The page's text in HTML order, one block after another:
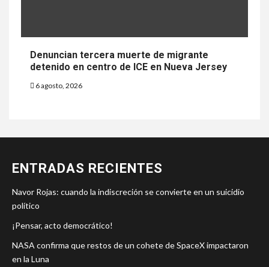
Denuncian tercera muerte de migrante
detenido en centro de ICE en Nueva Jersey
6 agosto, 2026
ENTRADAS RECIENTES
Navor Rojas: cuando la indiscreción se convierte en un suicidio
político
¡Pensar, acto democrático!
NASA confirma que restos de un cohete de SpaceX impactaron
en la Luna